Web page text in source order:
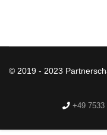
© 2019 - 2023
+49 7533